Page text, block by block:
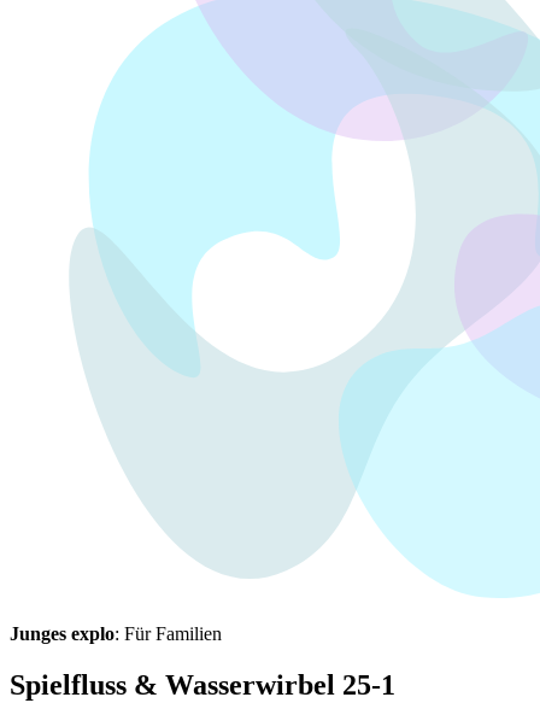
Junges explo: Für Familien
Spielfluss & Wasserwirbel 25-1